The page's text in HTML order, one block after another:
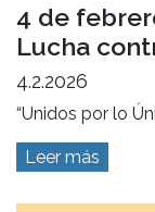
4 de
Lucha
4.2.2026
“Unidos por lo
Leer más